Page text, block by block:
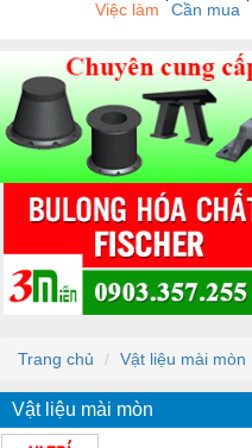
Việc làm Cần mua
Trang chủ Vật liệu mài mòn
Vật liệu mài mòn